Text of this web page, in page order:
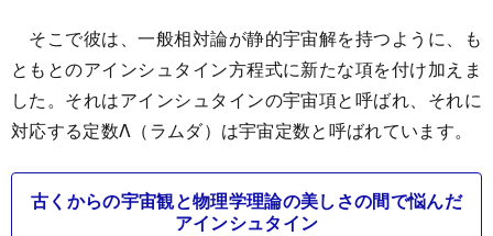
そこで彼は、一般相対論が静的宇宙解を持つように、も
ともとのアインシュタイン方程式に新たな項を付け加えま
した。それはアインシュタインの宇宙項と呼ばれ、それに
対応する定数Λ（ラムダ）は宇宙定数と呼ばれています。
古くからの宇宙観と物理学理論の美しさの間で悩んだ
アインシュタイン